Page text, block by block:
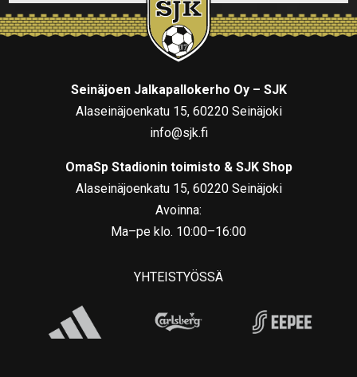
Seinäjoen Jalkapallokerho Oy – SJK
Alaseinäjoenkatu 15, 60220 Seinäjoki
info@sjk.fi
OmaSp Stadionin toimisto & SJK Shop
Alaseinäjoenkatu 15, 60220 Seinäjoki
Avoinna:
Ma–pe klo. 10:00–16:00
YHTEISTYÖSSÄ